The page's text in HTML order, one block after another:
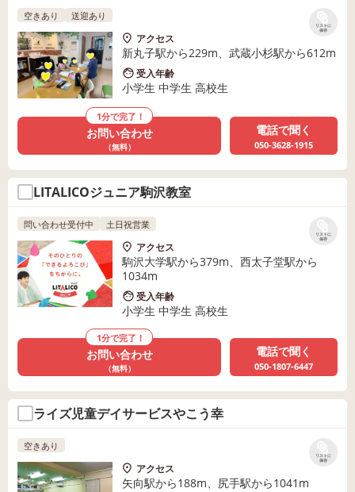
リストに
保存
空きあり 送迎あり
アクセス
新丸子駅から229m、武蔵小杉駅から612m
受入年齢
小学生 中学生 高校生
1分で完了！
お問い合わせ
（無料）
電話で聞く
050-3628-1915
LITALICOジュニア駒沢教室
リストに
保存
問い合わせ受付中 土日祝営業
アクセス
駒沢大学駅から379m、西太子堂駅から
1034m
受入年齢
小学生 中学生 高校生
1分で完了！
お問い合わせ
（無料）
電話で聞く
050-1807-6447
ライズ児童デイサービスやこう幸
リストに
保存
空きあり
アクセス
矢向駅から188m、尻手駅から1041m